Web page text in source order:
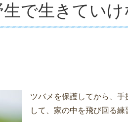
で生きていけ
ツバメを保護してから、
して、家の中を飛び回る